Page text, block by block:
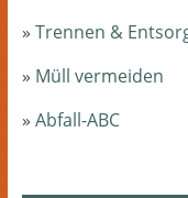
» Trennen &
» Müll vermeiden
» Abfall-ABC